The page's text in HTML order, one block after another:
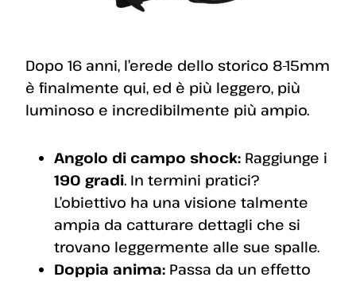
Dopo 16 anni, l’erede dello storico 8-15mm
è finalmente qui, ed è più leggero, più
luminoso e incredibilmente più ampio.
Angolo di campo shock: Raggiunge i
190 gradi. In termini pratici?
L’obiettivo ha una visione talmente
ampia da catturare dettagli che si
trovano leggermente alle sue spalle.
Doppia anima: Passa da un effetto